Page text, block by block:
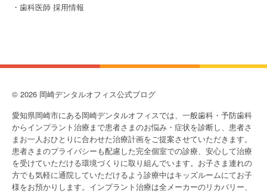
・歯科医師 採用情報
© 2026 岡崎デンタルオフィス公式ブログ
愛知県岡崎市にある岡崎デンタルオフィスでは、一般歯科・予防歯科
からインプラント治療まで患者さまのお悩み・症状を診断し、患者さ
まお一人おひとりに合わせた治療計画をご提案させていただきます。
患者さまのプライバシーも配慮した完全個室での診療、安心して治療
を受けていただける環境づくりに取り組んでいます。お子さま連れの
方でも気軽に通院していただけるよう診療中はキッズルームにてお子
様をお預かりします。インプラント治療は全メーカーのリカバリー、